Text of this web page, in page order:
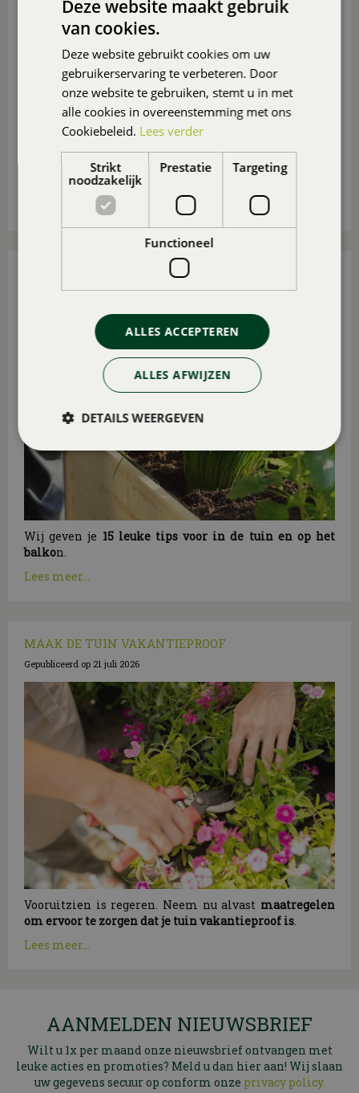
Ga je deze zomer niet op vakantie? Maak er dan in
eigen tuin of op eigen balkon of (dak)terras een
heerlijk vakantieparadijsje van
, ook voor de
(klein)kinderen.
15 TUIN- EN BALKONTIPS VOOR AUGUSTUS
Gepubliceerd op31 juli 2026
Wij geven je 15 leuke tips voor in de tuin en op het
balkon.
Lees meer...
MAAK DE TUIN VAKANTIEPROOF
Gepubliceerd op 21 juli 2026
Vooruitzien is regeren. Neem nu alvast maatregelen
om ervoor te zorgen dat je tuin vakantieproof is.
Lees meer...
AANMELDEN NIEUWSBRIEF
Wilt u 1x per maand onze nieuwsbrief ontvangen met
leuke acties en promoties? Meld u dan hier aan! Wij slaan
uw gegevens secuur op conform onze privacy policy.
Deze website maakt gebruik
van cookies.
Deze website gebruikt cookies om uw
gebruikerservaring te verbeteren. Door
onze website te gebruiken, stemt u in met
alle cookies in overeenstemming met ons
Cookiebeleid. Lees verder
Strikt
noodzakelijk
Prestatie Targeting
Functioneel
ALLES ACCEPTEREN
ALLES AFWIJZEN
DETAILS WEERGEVEN